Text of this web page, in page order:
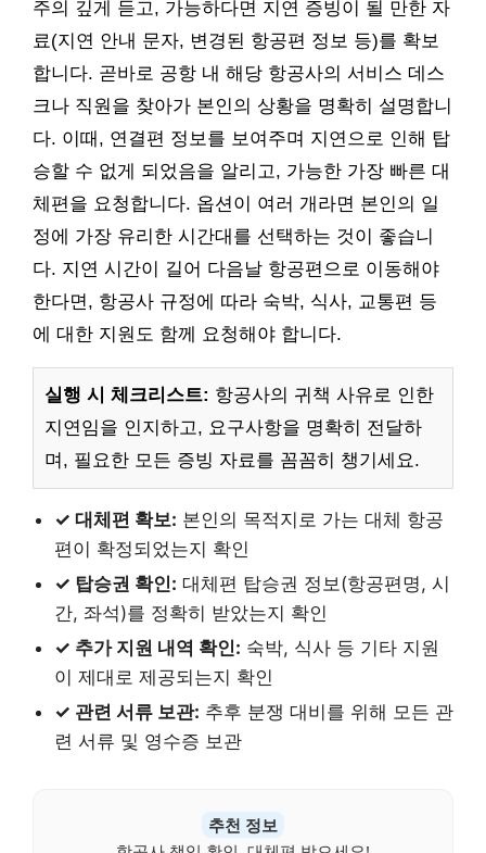
주의 깊게 듣고, 가능하다면 지연 증빙이 될 만한 자
료(지연 안내 문자, 변경된 항공편 정보 등)를 확보
합니다. 곧바로 공항 내 해당 항공사의 서비스 데스
크나 직원을 찾아가 본인의 상황을 명확히 설명합니
다. 이때, 연결편 정보를 보여주며 지연으로 인해 탑
승할 수 없게 되었음을 알리고, 가능한 가장 빠른 대
체편을 요청합니다. 옵션이 여러 개라면 본인의 일
정에 가장 유리한 시간대를 선택하는 것이 좋습니
다. 지연 시간이 길어 다음날 항공편으로 이동해야
한다면, 항공사 규정에 따라 숙박, 식사, 교통편 등
에 대한 지원도 함께 요청해야 합니다.
실행 시 체크리스트: 항공사의 귀책 사유로 인한
지연임을 인지하고, 요구사항을 명확히 전달하
며, 필요한 모든 증빙 자료를 꼼꼼히 챙기세요.
✓ 대체편 확보: 본인의 목적지로 가는 대체 항공
편이 확정되었는지 확인
✓ 탑승권 확인: 대체편 탑승권 정보(항공편명, 시
간, 좌석)를 정확히 받았는지 확인
✓ 추가 지원 내역 확인: 숙박, 식사 등 기타 지원
이 제대로 제공되는지 확인
✓ 관련 서류 보관: 추후 분쟁 대비를 위해 모든 관
련 서류 및 영수증 보관
추천 정보